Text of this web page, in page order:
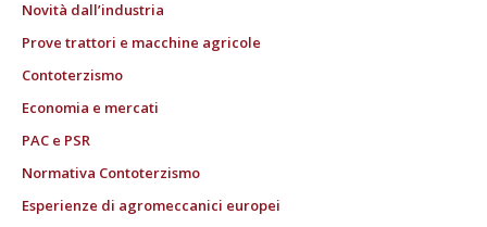
Novità dall’industria
Prove trattori e macchine agricole
Contoterzismo
Economia e mercati
PAC e PSR
Normativa Contoterzismo
Esperienze di agromeccanici europei